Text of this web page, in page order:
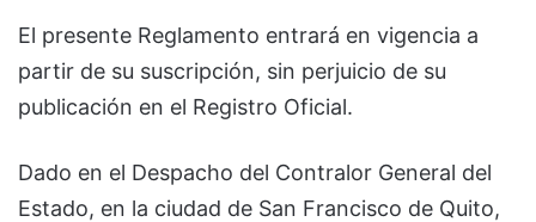
El presente Reglamento entrará en vigencia a
partir de su suscripción, sin perjuicio de su
publicación en el Registro Oficial.
Dado en el Despacho del Contralor General del
Estado, en la ciudad de San Francisco de Quito,